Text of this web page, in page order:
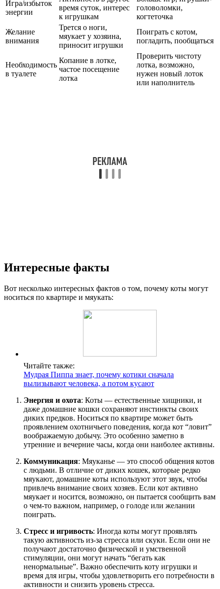
Игра/избыток
энергии
время суток, интерес
к игрушкам
головоломки,
когтеточка
Желание
внимания
Трется о ноги,
мяукает у хозяина,
приносит игрушки
Поиграть с котом,
погладить, пообщаться
Необходимость
в туалете
Копание в лотке,
частое посещение
лотка
Проверить чистоту
лотка, возможно,
нужен новый лоток
или наполнитель
Интересные факты
Вот несколько интересных фактов о том, почему коты могут
носиться по квартире и мяукать:
Читайте также:
Мудрая Пиппа знает, почему котики сначала
вылизывают человека, а потом кусают
Энергия и охота: Коты — естественные хищники, и
даже домашние кошки сохраняют инстинкты своих
диких предков. Носиться по квартире может быть
проявлением охотничьего поведения, когда кот “ловит”
воображаемую добычу. Это особенно заметно в
утренние и вечерние часы, когда они наиболее активны.
Коммуникация: Мяуканье — это способ общения котов
с людьми. В отличие от диких кошек, которые редко
мяукают, домашние коты используют этот звук, чтобы
привлечь внимание своих хозяев. Если кот активно
мяукает и носится, возможно, он пытается сообщить вам
о чем-то важном, например, о голоде или желании
поиграть.
Стресс и игривость: Иногда коты могут проявлять
такую активность из-за стресса или скуки. Если они не
получают достаточно физической и умственной
стимуляции, они могут начать “бегать как
ненормальные”. Важно обеспечить коту игрушки и
время для игры, чтобы удовлетворить его потребности в
активности и снизить уровень стресса.